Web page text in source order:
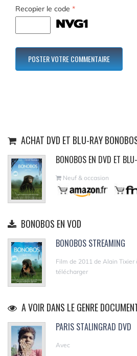
Recopier le code *
ACHAT DVD ET BLU-RAY
BONOBOS EN DVD ET
Neuf & occasion
BONOBOS EN VOD
BONOBOS STREAMING
Film de 2011 de Alain Tixier
télécharger
A VOIR DANS LE GENRE
PARIS STALINGRAD DVD
Avec